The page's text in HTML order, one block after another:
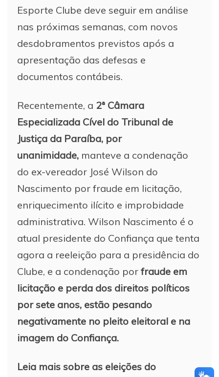
Esporte Clube deve seguir em análise
nas próximas semanas, com novos
desdobramentos previstos após a
apresentação das defesas e
documentos contábeis.
Recentemente, a 2ª Câmara
Especializada Cível do Tribunal de
Justiça da Paraíba, por
unanimidade, manteve a condenação
do ex-vereador José Wilson do
Nascimento por fraude em licitação,
enriquecimento ilícito e improbidade
administrativa. Wilson Nascimento é o
atual presidente do Confiança que tenta
agora a reeleição para a presidência do
Clube, e a condenação por fraude em
licitação e perda dos direitos políticos
por sete anos, estão pesando
negativamente no pleito eleitoral e na
imagem do Confiança.
Leia mais sobre as eleições do